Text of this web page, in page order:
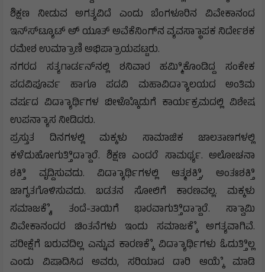
ಶಿಕ್ಷಣ ನೀಡುವ ಅಗತ್ಯವಿದೆ ಎಂದು ಬೆಂಗಳೂರಿನ ವಿವೇಕಾನಂದ
ಇನ್‌ಸ್‌‌ಟ್ಯೂಟ್ ಅ್ ಯೂತ್ ಅವೆಕೆನಿಂಗ್‌ನ ವ್ಯವಸ್ಥಾಾಪಕ ನಿರ್ದೇಶಕ
ರಮೇಶ ಉಮ್ರಾಾಣಿ ಅಭಿಪ್ರಾಾಯಪಟ್ಟರು.
ನಗರದ ಸತ್ಯಗಾರ್ಡನ್‌ನಲ್ಲಿ ಶನಿವಾರ ಹಮ್ಮಿಿಕೊಂಡಿದ್ದ ಸಂಕೇಕ
ಪದವಿಪೂರ್ವ ಹಾಗೂ ಪದವಿ ಮಹಾವಿದ್ಯಾಾಲಯದ ಅಂತಿಮ
ವರ್ಷದ ವಿದ್ಯಾಾರ್ಥಿಗಳ ಬೀಳ್ಕೊೊಡುಗೆ ಕಾರ್ಯಕ್ರಮದಲ್ಲಿ ವಿಶೇಷ
ಉಪನ್ಯಾಾಸ ನೀಡಿದರು.
ಪ್ರಸ್ತುತ ದಿನಗಳಲ್ಲಿ ಮಕ್ಕಳು ಸಾಮಾಜಿಕ ಜಾಲತಾಣಗಳಲ್ಲಿ
ಕಳೆದುಹೋಗುತ್ತಿಿದ್ದಾಾರೆ. ಶಿಕ್ಷಣ ಎಂದರೆ ಸಾಮರ್ಥ್ಯ. ಅಲೋಚನಾ
ಶಕ್ತಿಿ ವೃದ್ದಿಸುವದು. ವಿದ್ಯಾಾರ್ಥಿಗಳಲ್ಲಿ ಆತ್ಮಶಕ್ತಿಿ, ಅಂತಃಶಕ್ತಿಿ
ಜಾಗೃತಗೊಳಿಸುವದು. ಬಡತನ ಸೋಲಿಗೆ ಕಾರಣವಲ್ಲ. ಮಕ್ಕಳು
ಸಮಾಜಕ್ಕೆೆ, ತಂದೆ-ತಾಯಿಗೆ ಭಾರವಾಗುತ್ತಿಿದ್ದಾಾರೆ. ಸ್ವಾಾಮಿ
ವಿವೇಕಾನಂದರ ಚಿಂತನೆಗಳು ಇಂದು ಸಮಾಜಕ್ಕೆೆ ಅಗತ್ಯವಾಗಿವೆ.
ಪರೀಕ್ಷೆಗೆ ಬರುವದಿಲ್ಲ ಎನ್ನುವ ಕಾರಣಕ್ಕೆೆ ವಿದ್ಯಾಾರ್ಥಿಗಳು ಓದುತ್ತಿಿಲ್ಲ
ಎಂದು ವಿಷಾದಿಸಿದ ಅವರು, ಸರಿಯಾದ ದಾರಿ ಆಯ್ಕೆೆ ಮಾಡಿ